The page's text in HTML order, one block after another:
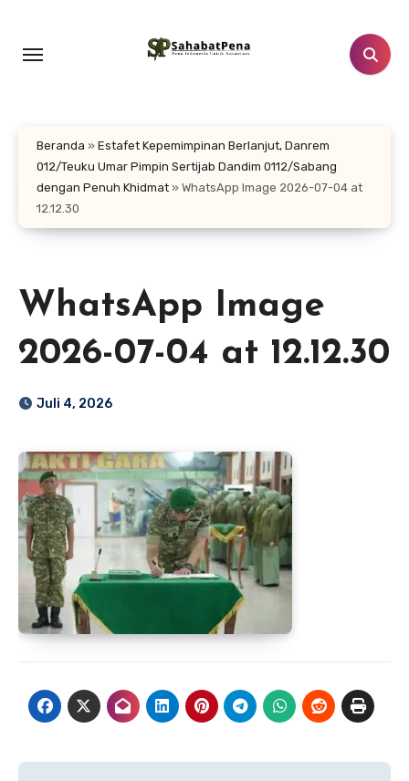
konten
Beranda » Estafet Kepemimpinan Berlanjut, Danrem
012/Teuku Umar Pimpin Sertijab Dandim 0112/Sabang
dengan Penuh Khidmat » WhatsApp Image 2026-07-04 at
12.12.30
WhatsApp Image
2026-07-04 at 12.12.30
Juli 4, 2026